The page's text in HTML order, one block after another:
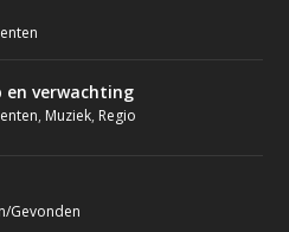
en verwachting
, Muziek, Regio
Gevonden